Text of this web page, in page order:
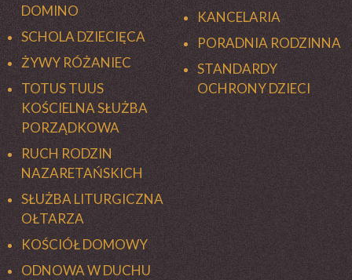
DOMINO
SCHOLA DZIECIĘCA
ŻYWY RÓŻANIEC
TOTUS TUUS
KOŚCIELNA SŁUŻBA
PORZĄDKOWA
RUCH RODZIN
NAZARETAŃSKICH
SŁUŻBA LITURGICZNA
OŁTARZA
KOŚCIÓŁ DOMOWY
ODNOWA W DUCHU
KANCELARIA
PORADNIA RODZINNA
STANDARDY
OCHRONY DZIECI